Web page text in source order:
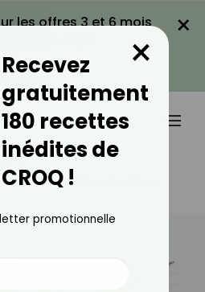
les offres 3 et 6 mois
LA PROMO
×
Savoureux De La Tradition
Recevez
gratuitement
180 recettes
inédites de
CROQ !
×
promotionnelle